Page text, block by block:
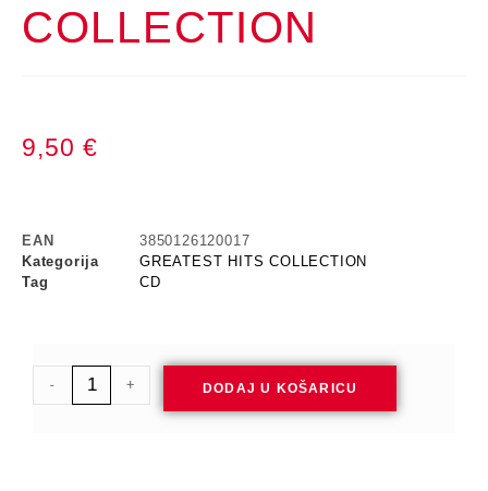
COLLECTION
9,50 €
EAN
3850126120017
Kategorija
GREATEST HITS COLLECTION
Tag
CD
- + DODAJ U KOŠARICU